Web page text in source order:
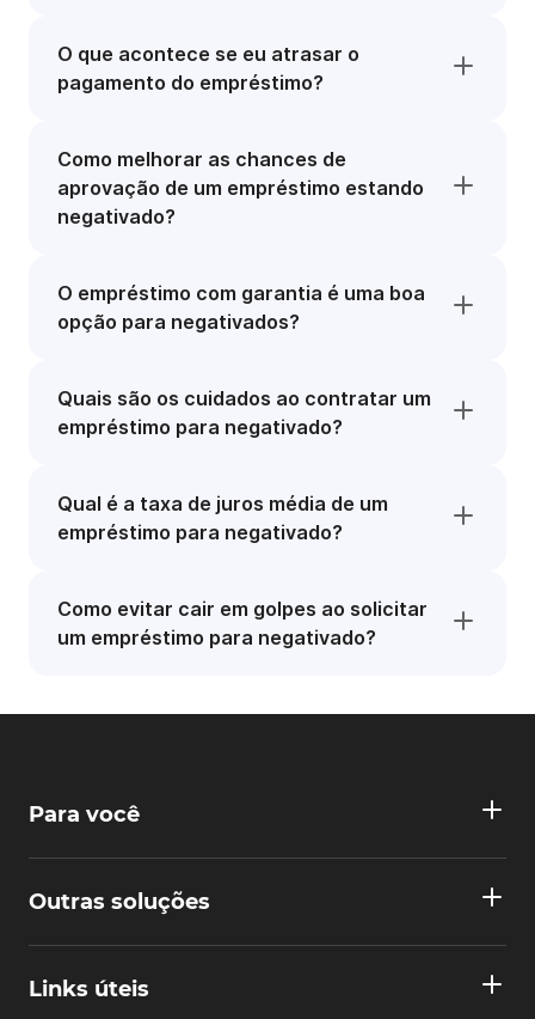
O que acontece se eu atrasar o
pagamento do empréstimo?
Como melhorar as chances de
aprovação de um empréstimo estando
negativado?
O empréstimo com garantia é uma boa
opção para negativados?
Quais são os cuidados ao contratar um
empréstimo para negativado?
Qual é a taxa de juros média de um
empréstimo para negativado?
Como evitar cair em golpes ao solicitar
um empréstimo para negativado?
Para você
Outras soluções
Links úteis